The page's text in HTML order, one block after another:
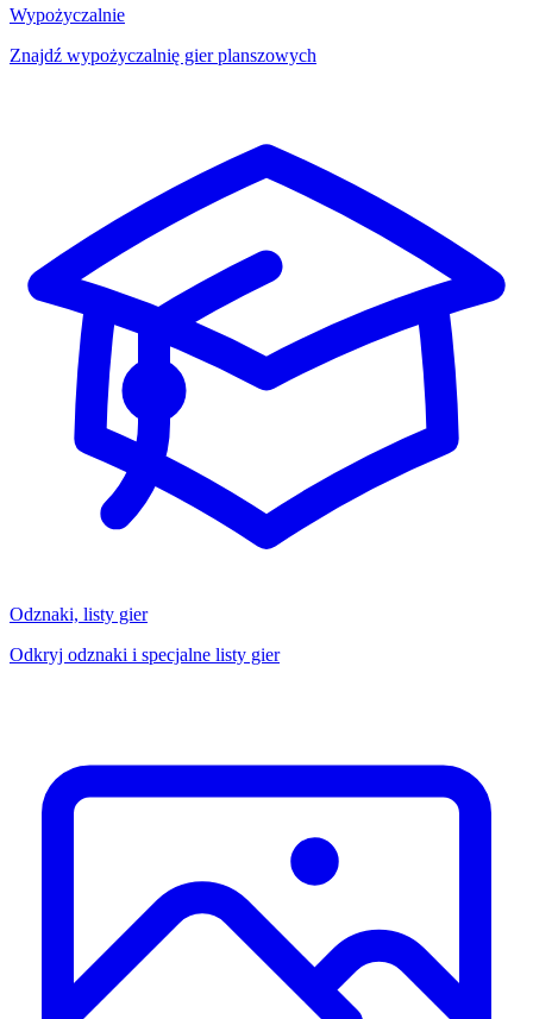
Wypożyczalnie
Znajdź wypożyczalnię gier planszowych
Odznaki, listy gier
Odkryj odznaki i specjalne listy gier